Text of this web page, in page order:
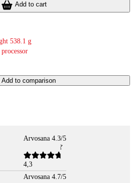
Add to cart
538.1 g
Add to comparison
Arvosana 4.3/5
4,3
Arvosana 4.7/5